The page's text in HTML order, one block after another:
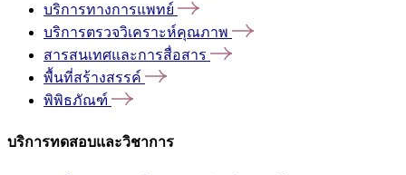
บริการทางการแพทย์
บริการตรวจวิเคราะห์คุณภาพ
สารสนเทศและการสื่อสาร
พื้นที่สร้างสรรค์
พิพิธภัณฑ์
บริการทดสอบและวิชาการ